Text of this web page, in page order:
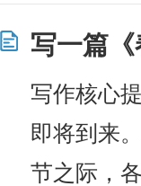
写一篇
写作核心
即将到来
节之际，